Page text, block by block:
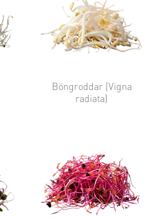
Böngroddar (Vigna
radiata)